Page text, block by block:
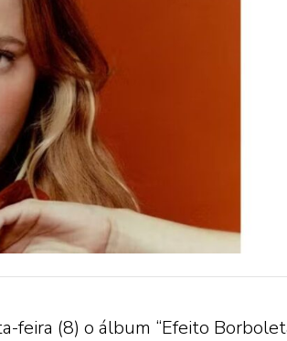
feira (8) o álbum “Efeito